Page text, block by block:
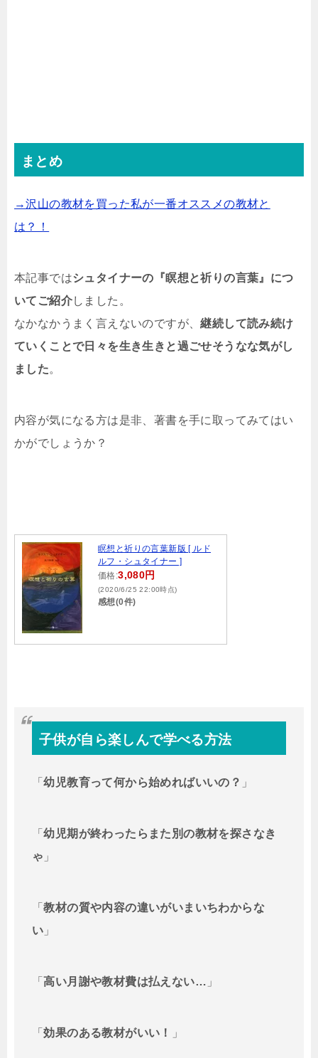
まとめ
→沢山の教材を買った私が一番オススメの教材と
は？！
本記事ではシュタイナーの『瞑想と祈りの言葉』につ
いてご紹介しました。
なかなかうまく言えないのですが、継続して読み続け
ていくことで日々を生き生きと過ごせそうなな気がし
ました。
内容が気になる方は是非、著書を手に取ってみてはい
かがでしょうか？
瞑想と祈りの言葉新版 [ ルド
ルフ・シュタイナー ]
価格:3,080円
(2020/6/25 22:00時点)
感想(0件)
子供が自ら楽しんで学べる方法
「幼児教育って何から始めればいいの？ 」
「幼児期が終わったらまた別の教材を探さなき
ゃ 」
「教材の質や内容の違いがいまいちわからな
い 」
「高い月謝や教材費は払えない… 」
「効果のある教材がいい！ 」